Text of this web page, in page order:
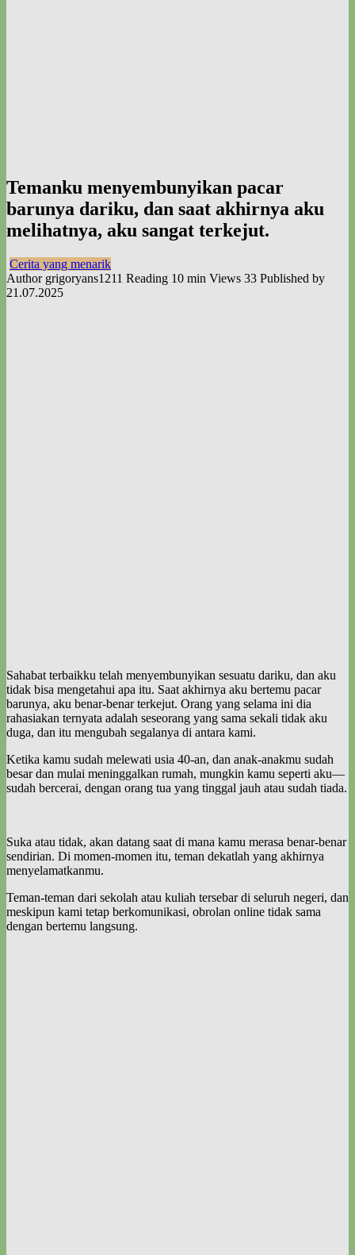
Temanku menyembunyikan pacar
barunya dariku, dan saat akhirnya aku
melihatnya, aku sangat terkejut.
Cerita yang menarik
Author grigoryans1211 Reading 10 min Views 33 Published by
21.07.2025
Sahabat terbaikku telah menyembunyikan sesuatu dariku, dan aku
tidak bisa mengetahui apa itu. Saat akhirnya aku bertemu pacar
barunya, aku benar-benar terkejut. Orang yang selama ini dia
rahasiakan ternyata adalah seseorang yang sama sekali tidak aku
duga, dan itu mengubah segalanya di antara kami.
Ketika kamu sudah melewati usia 40-an, dan anak-anakmu sudah
besar dan mulai meninggalkan rumah, mungkin kamu seperti aku—
sudah bercerai, dengan orang tua yang tinggal jauh atau sudah tiada.
Suka atau tidak, akan datang saat di mana kamu merasa benar-benar
sendirian. Di momen-momen itu, teman dekatlah yang akhirnya
menyelamatkanmu.
Teman-teman dari sekolah atau kuliah tersebar di seluruh negeri, dan
meskipun kami tetap berkomunikasi, obrolan online tidak sama
dengan bertemu langsung.